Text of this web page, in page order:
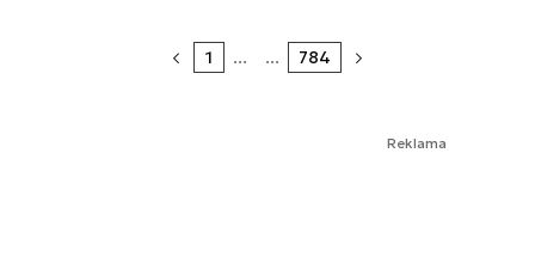
1 ... ... 784
Reklama